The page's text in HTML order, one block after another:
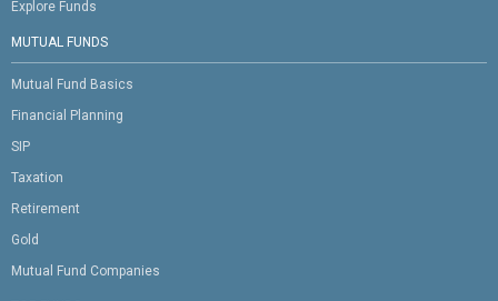
Explore Funds
MUTUAL FUNDS
Mutual Fund Basics
Financial Planning
SIP
Taxation
Retirement
Gold
Mutual Fund Companies